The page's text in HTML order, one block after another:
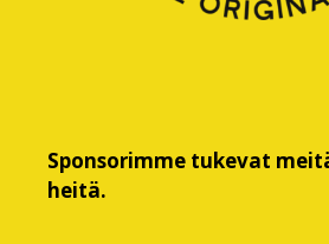
Sponsorimme tukevat
heitä.